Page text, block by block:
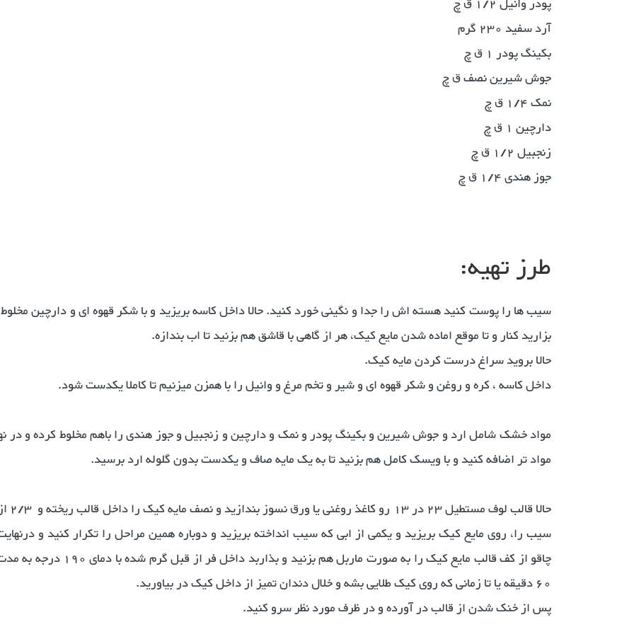
پودر وانیل 1/2 ق چ
آرد سفید 230 گرم
بکینگ پودر 1 ق چ
جوش شیرین نصف ق چ
نمک 1/4 ق چ
دارچین 1 ق چ
زنجبیل 1/2 ق چ
جوز هندی 1/4 ق چ
طرز تهیه:
سیب ها را پوست کنید هسته اش را جدا و نگینی خورد کنید. حالا داخل کاسه بریزید و با شکر قهوه ای و دارچین
بزارید کنار و تا موقع اماده شدن مایع کیک، هر از گاهی با قاشق هم بزنید تا اب بندازه.
حالا بروید سراغ درست کردن مایه کیک.
داخل کاسه ، کره و روغن و شکر قهوه ای و شیر و تخم مرغ و وانیل را با همزن میزنیم تا کاملا یکدست شود.
مواد خشک شامل ارد و جوش شیرین و بکینگ پودر و نمک و دارچین و زنجبیل و جوز هندی را باهم مخلوط کرده و در
مواد تر اضافه کنید و با ویسک کامل هم بزنید تا به یک مایه صاف و یکدست بدون گلوله ارد برسید.
حالا قالب
سیب را، روی مایع کیک بریزید و یکمی از ابی که سیب انداخته بریزید و دوباره همین مراحل را تکرار کنید و
60 دقیقه یا تا زمانی که روی کیک طلایی بشه و خلال دندان تمیز از داخل کیک در بیاورید.
پس از خنک شدن از قالب در آورده و در ظرف مورد نظر سرو کنید.